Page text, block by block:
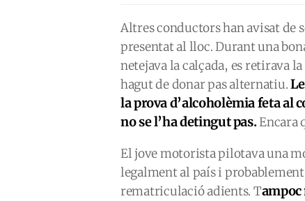
Altres conductors han avisat de
presentat al lloc. Durant una
netejava la calçada, es retirava
hagut de donar pas alternatiu.
la prova d’alcoholèmia feta al
no se l’ha detingut pas.Encara
El jove motorista pilotava una
legalment al país i
rematriculació adients. Tampoc